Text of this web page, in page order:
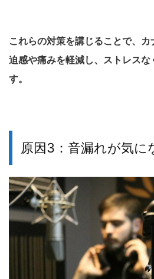
これらの対策を講じることで、
迫感や痛みを軽減し、ストレスな
す。
原因3：音漏れが気に